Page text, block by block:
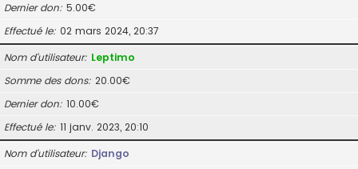
Dernier don 5.00€
Effectué le 02 mars 2024, 20:37
Nom d’utilisateur Leptimo
Somme des dons 20.00€
Dernier don 10.00€
Effectué le 11 janv. 2023, 20:10
Nom d’utilisateur Django